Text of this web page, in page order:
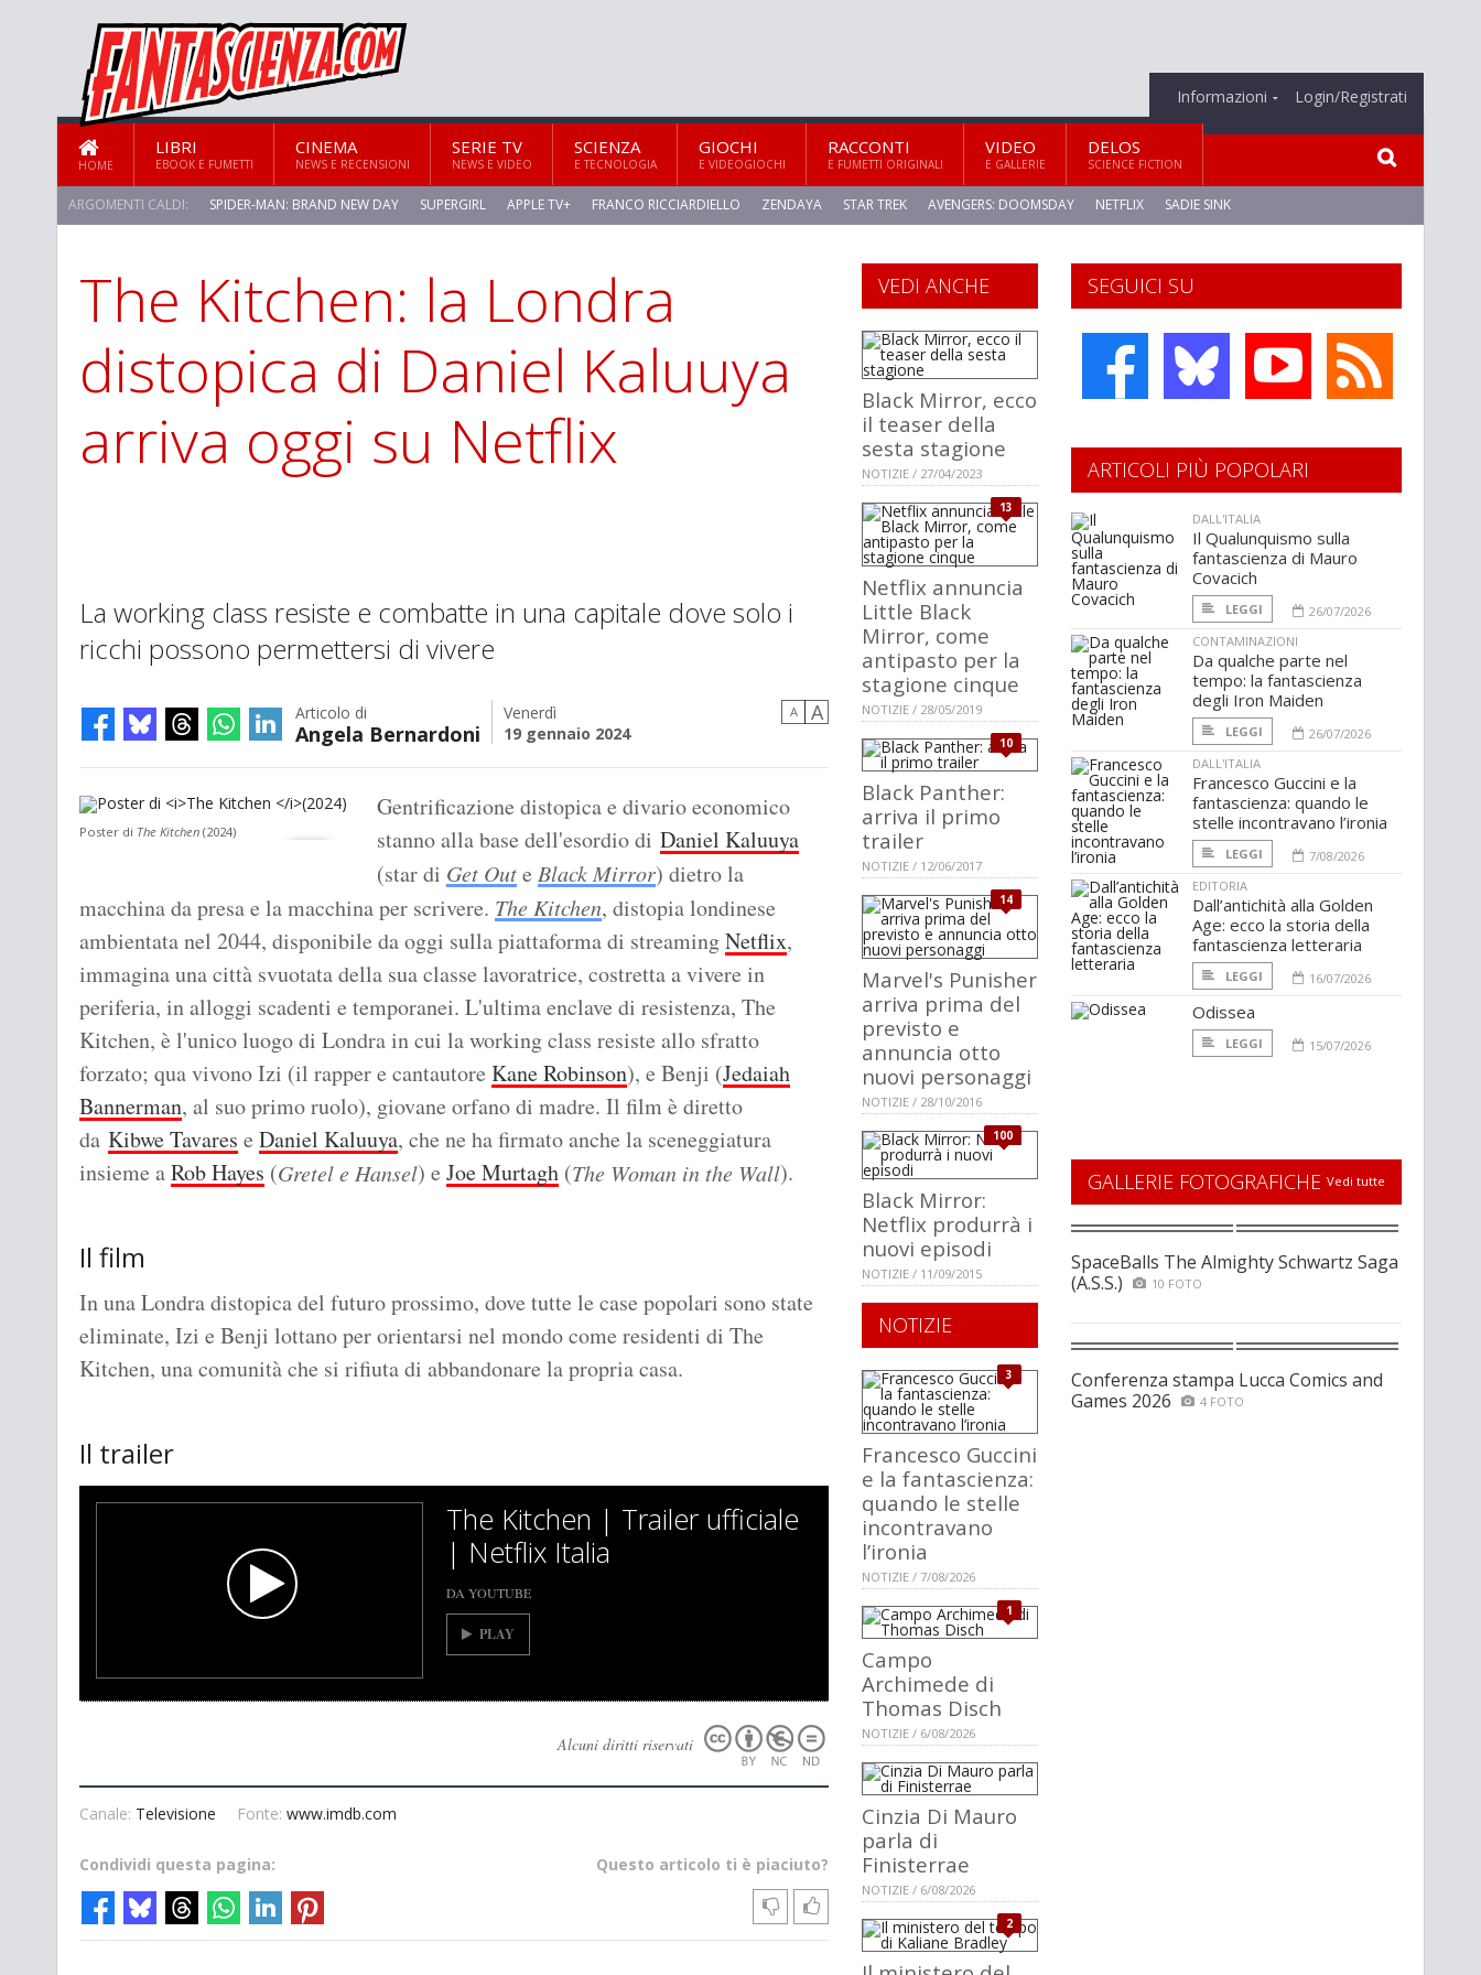
Informazioni Login/Registrati
HOME
LIBRI
EBOOK E FUMETTI
CINEMA
NEWS E RECENSIONI
SERIE TV
NEWS E VIDEO
SCIENZA
E TECNOLOGIA
GIOCHI
E VIDEOGIOCHI
RACCONTI
E FUMETTI ORIGINALI
VIDEO
E GALLERIE
DELOS
SCIENCE FICTION
ARGOMENTI CALDI: SPIDER-MAN: BRAND NEW DAY SUPERGIRL APPLE TV+ FRANCO RICCIARDIELLO ZENDAYA STAR TREK AVENGERS: DOOMSDAY NETFLIX SADIE SINK
STAR TREK: STRANGE NEW WORLDS
The Kitchen: la Londra
distopica di Daniel Kaluuya
arriva oggi su Netflix
La working class resiste e combatte in una capitale dove solo i
ricchi possono permettersi di vivere
Articolo di
Angela Bernardoni
Venerdì
19 gennaio 2024
A A
Poster di The Kitchen (2024)
Gentrificazione distopica e divario economico
stanno alla base dell'esordio di Daniel Kaluuya
(star di Get Oute Black Mirror) dietro la
macchina da presa e la macchina per scrivere. The Kitchen, distopia londinese
ambientata nel 2044, disponibile da oggi sulla piattaforma di streamingNetflix,
immagina una città svuotata della sua classe lavoratrice, costretta a vivere in
periferia, in alloggi scadenti e temporanei. L'ultima enclave di resistenza, The
Kitchen, è l'unico luogo di Londra in cui la working class resiste allo sfratto
forzato; qua vivono Izi (il rapper e cantautore Kane Robinson), e Benji (Jedaiah
Bannerman, al suo primo ruolo), giovane orfano di madre. Il film è diretto
da Kibwe Tavares e Daniel Kaluuya, che ne ha firmato anche la sceneggiatura
insieme aRob Hayes (Gretel e Hansel) e Joe Murtagh (The Woman in the Wall).
Il film
In una Londra distopica del futuro prossimo, dove tutte le case popolari sono state
eliminate, Izi e Benji lottano per orientarsi nel mondo come residenti di The
Kitchen, una comunità che si rifiuta di abbandonare la propria casa.
Il trailer
The Kitchen | Trailer ufficiale
| Netflix Italia
DA YOUTUBE
PLAY
Alcuni diritti riservati
Canale: Televisione Fonte: www.imdb.com
Questo articolo ti è piaciuto?
Condividi questa pagina:
SEGUICI SU
VEDI ANCHE
Black Mirror, ecco
il teaser della
sesta stagione
NOTIZIE / 27/04/2023
13
Netflix annuncia
Little Black
Mirror, come
antipasto per la
stagione cinque
NOTIZIE / 28/05/2019
10
Black Panther:
arriva il primo
trailer
NOTIZIE / 12/06/2017
14
Marvel's Punisher
arriva prima del
previsto e
annuncia otto
nuovi personaggi
NOTIZIE / 28/10/2016
100
Black Mirror:
Netflix produrrà i
nuovi episodi
NOTIZIE / 11/09/2015
NOTIZIE
3
Francesco Guccini
e la fantascienza:
quando le stelle
incontravano
l’ironia
NOTIZIE / 7/08/2026
1
Campo
Archimede di
Thomas Disch
NOTIZIE / 6/08/2026
Cinzia Di Mauro
parla di
Finisterrae
NOTIZIE / 6/08/2026
2
ARTICOLI PIÙ POPOLARI
DALL'ITALIA
Il Qualunquismo sulla
fantascienza di Mauro
Covacich
LEGGI
26/07/2026
CONTAMINAZIONI
Da qualche parte nel
tempo: la fantascienza
degli Iron Maiden
LEGGI
26/07/2026
DALL'ITALIA
Francesco Guccini e la
fantascienza: quando le
stelle incontravano l’ironia
LEGGI
7/08/2026
EDITORIA
Dall’antichità alla Golden
Age: ecco la storia della
fantascienza letteraria
LEGGI 16/07/2026
Odissea
LEGGI 15/07/2026
GALLERIE FOTOGRAFICHE Vedi tutte
SpaceBalls The Almighty Schwartz Saga
(A.S.S.)
10 FOTO
Conferenza stampa Lucca Comics and
Games 2026
4 FOTO